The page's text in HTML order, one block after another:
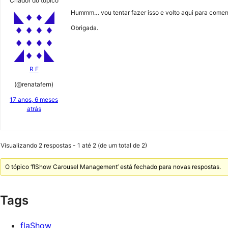
R F
(@renatafern)
17 anos, 6 meses
atrás
Hummm… vou tentar fazer isso e volto aqui para
Obrigada.
Visualizando 2 respostas - 1 até 2 (de um total de 2)
O tópico ‘flShow Carousel Management’ está fechado para novas respostas.
Tags
flaShow